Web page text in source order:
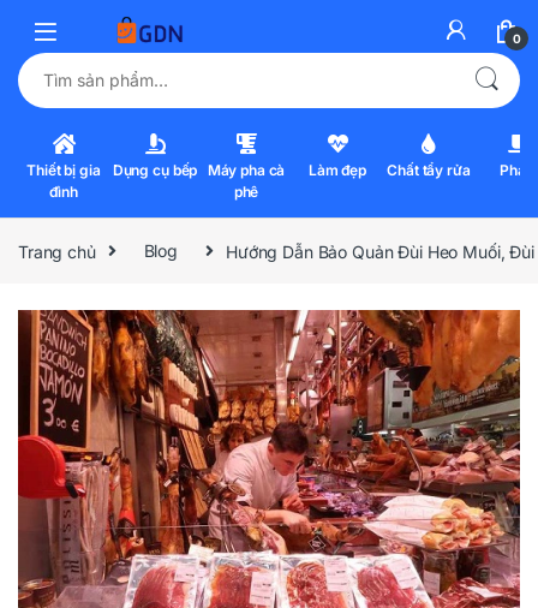
0
Tìm kiếm:
Thiết bị gia
đình
Dụng cụ bếp Máy pha cà
phê
Làm đẹp Chất tẩy rửa Pha
Trang chủ Blog Hướng Dẫn Bảo Quản Đùi Heo Muối,